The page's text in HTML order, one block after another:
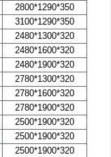
2800*1290*350
3100*1290*350
2480*1300*320
2480*1600*320
2480*1900*320
2780*1300*320
2780*1600*320
2780*1900*320
2500*1900*320
2500*1900*320
2500*1900*320